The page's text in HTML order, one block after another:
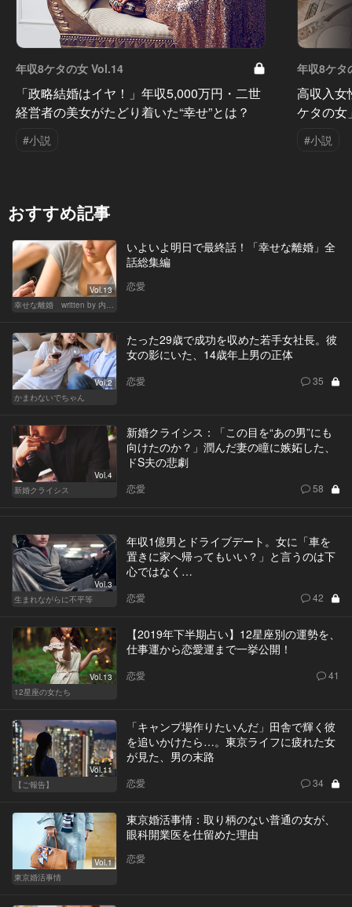
年収8ケタの女 Vol.14
「政略結婚はイヤ！」年収5,000万円・二世
経営者の美女がたどり着いた“幸せ”とは？
#小説
年収8ケタ
高収入女
ケタの女
#小説
おすすめ記事
Vol.13
幸せな離婚 written by 内埜さくら
いよいよ明日で最終話！「幸せな離婚」全
話総集編
恋愛
Vol.2
かまわないでちゃん
たった29歳で成功を収めた若手女社長。彼
女の影にいた、14歳年上男の正体
恋愛 35
Vol.4
新婚クライシス
新婚クライシス：「この目を“あの男”にも
向けたのか？」潤んだ妻の瞳に嫉妬した、
ドS夫の悲劇
恋愛 58
Vol.3
生まれながらに不平等
年収1億男とドライブデート。女に「車を
置きに家へ帰ってもいい？」と言うのは下
心ではなく…
恋愛 42
Vol.13
12星座の女たち
【2019年下半期占い】12星座別の運勢を、
仕事運から恋愛運まで一挙公開！
恋愛 41
Vol.11
【ご報告】
「キャンプ場作りたいんだ」田舎で輝く彼
を追いかけたら…。東京ライフに疲れた女
が見た、男の末路
恋愛 34
Vol.1
東京婚活事情
東京婚活事情：取り柄のない普通の女が、
眼科開業医を仕留めた理由
恋愛